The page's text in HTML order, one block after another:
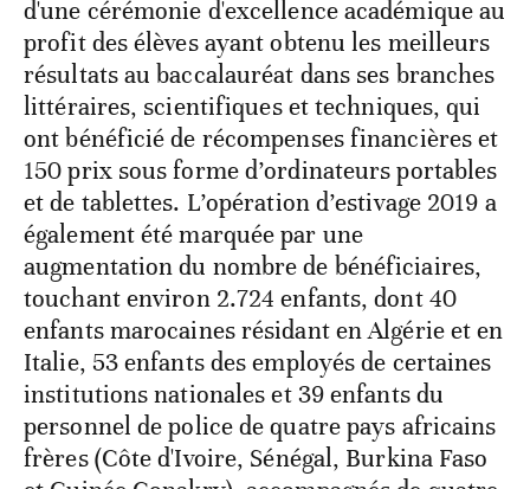
d'une cérémonie d'excellence académique au
profit des élèves ayant obtenu les meilleurs
résultats au baccalauréat dans ses branches
littéraires, scientifiques et techniques, qui
ont bénéficié de récompenses financières et
150 prix sous forme d’ordinateurs portables
et de tablettes. L’opération d’estivage 2019 a
également été marquée par une
augmentation du nombre de bénéficiaires,
touchant environ 2.724 enfants, dont 40
enfants marocaines résidant en Algérie et en
Italie, 53 enfants des employés de certaines
institutions nationales et 39 enfants du
personnel de police de quatre pays africains
frères (Côte d'Ivoire, Sénégal, Burkina Faso